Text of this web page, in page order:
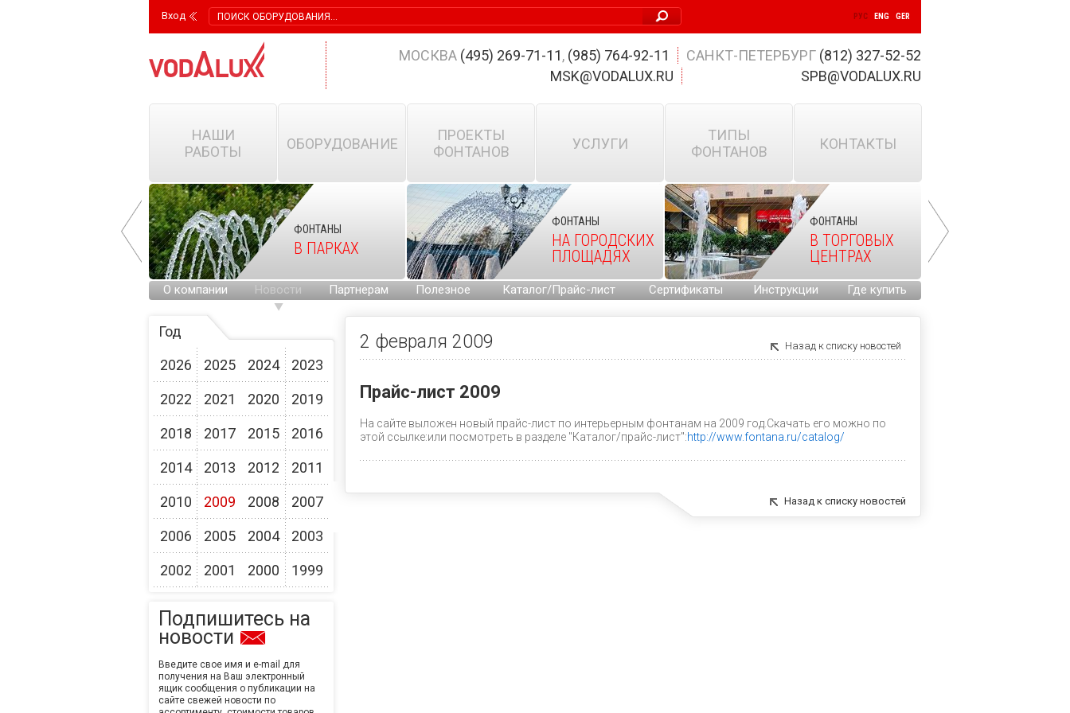
Вход РУС ENG GER
МОСКВА (495) 269-71-11, (985) 764-92-11 САНКТ-ПЕТЕРБУРГ (812) 327-52-52
MSK@VODALUX.RU
SPB@VODALUX.RU
НАШИ
РАБОТЫ
ОБОРУДОВАНИЕ
ПРОЕКТЫ
ФОНТАНОВ
УСЛУГИ
ТИПЫ
ФОНТАНОВ
КОНТАКТЫ
НА ГОРОДСКИХ
ФОНТАНЫ
В ПАРКАХ
ФОНТАНЫ
НА ГОРОДСКИХ
ПЛОЩАДЯХ
ФОНТАНЫ
В ТОРГОВЫХ
ЦЕНТРАХ
О компании Новости Партнерам Полезное Каталог/Прайс-лист Сертификаты Инструкции Где купить
Год
2026
2025 2024 2023
2022 2021 2020 2019
2018 2017 2015 2016
2014 2013 2012 2011
2010 2009 2008 2007
2006 2005 2004 2003
2002 2001 2000 1999
Подпишитесь на
новости
Введите свое имя и e-mail для
получения на Ваш электронный
ящик сообщения о публикации на
сайте свежей новости по
2 февраля 2009 Назад к списку новостей
Прайс-лист 2009
На сайте выложен новый прайс-лист по интерьерным фонтанам на 2009 год.Скачать его можно по
этой ссылке:или посмотреть в разделе "Каталог/прайс-лист":http://www.fontana.ru/catalog/
Назад к списку новостей